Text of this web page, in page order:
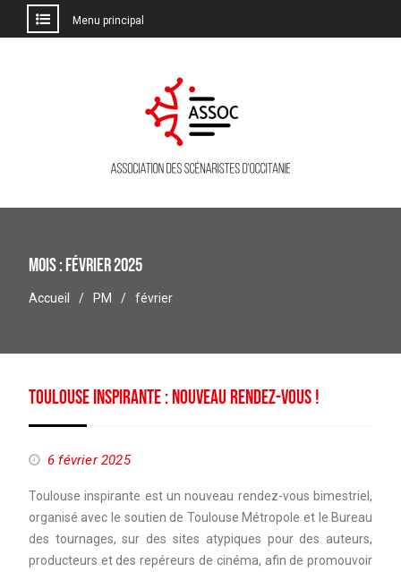
Menu principal
Mois : février 2025
Accueil PM février
Toulouse Inspirante : nouveau rendez-vous !
6 février 2025
Toulouse inspirante est un nouveau rendez-vous bimestriel,
organisé avec le soutien de Toulouse Métropole et le Bureau
des tournages, sur des sites atypiques pour des auteurs,
producteurs et des repéreurs de cinéma, afin de promouvoir